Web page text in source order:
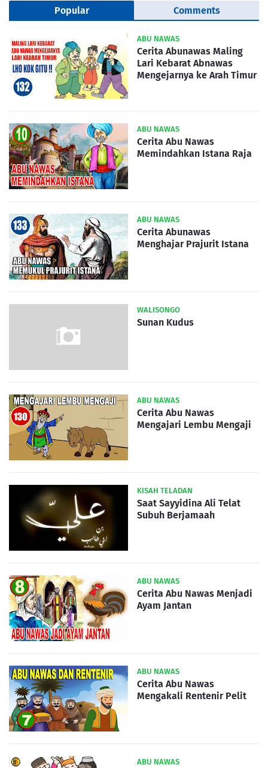
Popular Comments
ABU NAWAS
Cerita Abunawas Maling
Lari Kebarat Abnawas
Mengejarnya ke Arah Timur
ABU NAWAS
Cerita Abu Nawas
Memindahkan Istana Raja
ABU NAWAS
Cerita Abunawas
Menghajar Prajurit Istana
WALISONGO
Sunan Kudus
ABU NAWAS
Cerita Abu Nawas
Mengajari Lembu Mengaji
KISAH TELADAN
Saat Sayyidina Ali Telat
Subuh Berjamaah
ABU NAWAS
Cerita Abu Nawas Menjadi
Ayam Jantan
ABU NAWAS
Cerita Abu Nawas
Mengakali Rentenir Pelit
ABU NAWAS